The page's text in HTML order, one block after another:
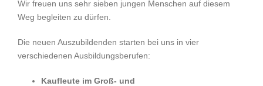
Wir freuen uns sehr sieben jungen Menschen auf diesem
Weg begleiten zu dürfen.
Die neuen Auszubildenden starten bei uns in vier
verschiedenen Ausbildungsberufen:
Kaufleute im Groß- und